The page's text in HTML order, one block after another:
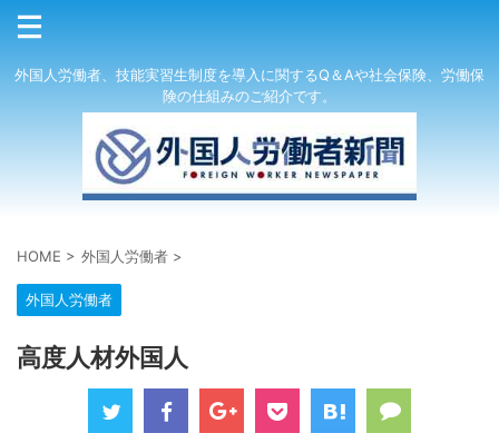
外国人労働者、技能実習生制度を導入に関するQ＆Aや社会保険、労働保
険の仕組みのご紹介です。
HOME > 外国人労働者 >
外国人労働者
高度人材外国人